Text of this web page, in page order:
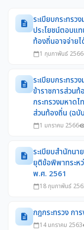
description
ระเบียบกระทรว
ประโยชน์ตอบแ
ท้องถิ่นอาจจ่าย
calendar_today1 กุมภาพันธ์ 2566
description
ระเบียบกระทรว
ข้าราชการส่วน
กระทรวงมหาดไ
ส่วนท้องถิ่น (ฉ
calendar_today1 มกราคม 2566
description
ระเบียบสำนักน
ยุติข้อพิพาทระห
พ.ศ. 2561
calendar_today18 กุมภาพันธ์
description กฎกระทรวง ก
calendar_today14 มกราคม 2563